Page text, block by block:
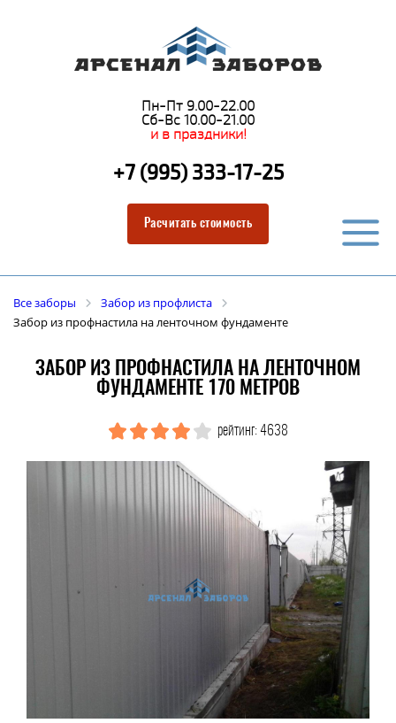
Пн-Пт 9.00-22.00
Сб-Вс 10.00-21.00
и в праздники!
+7 (995) 333-17-25
Расчитать стоимость
Все заборы
Забор из профлиста
Забор из профнастила на ленточном фундаменте
ЗАБОР ИЗ ПРОФНАСТИЛА НА ЛЕНТОЧНОМ
ФУНДАМЕНТЕ 170 МЕТРОВ
рейтинг: 4638